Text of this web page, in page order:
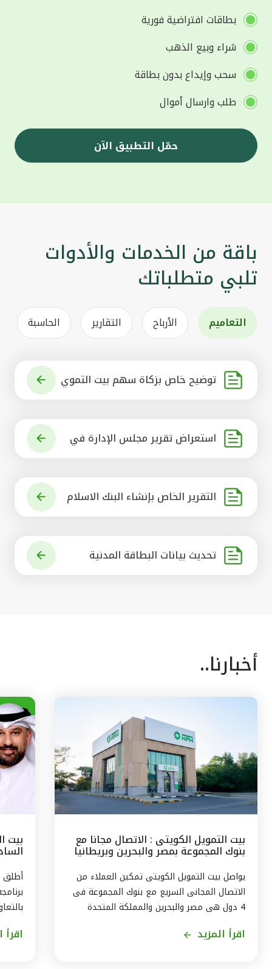
بطاقات افتراضية فورية
شراء وبيع الذهب
سحب وإيداع بدون بطاقة
طلب وارسال أموال
حمّل التطبيق الآن
باقة من الخدمات والأدوات
تلبي متطلباتك
التعاميم الأرباح التقارير الحاسبة
توضيح خاص بزكاة سهم بيت التموي
استعراض تقرير مجلس الإدارة في
التقرير الخاص بإنشاء البنك الاسلام
تحديث بيانات البطاقة المدنية
أخبارنا..
بيت التمويل الكويتى : الاتصال مجانا مع
بنوك المجموعة بمصر والبحرين وبريطانيا
وتركيا
يواصل بيت التمويل الكويتى تمكين العملاء من
الاتصال المجانى السريع مع بنوك المجموعة فى
4 دول هى مصر والبحرين والمملكة المتحدة
اقرأ المزيد
بيت
أطلق
اقرأ